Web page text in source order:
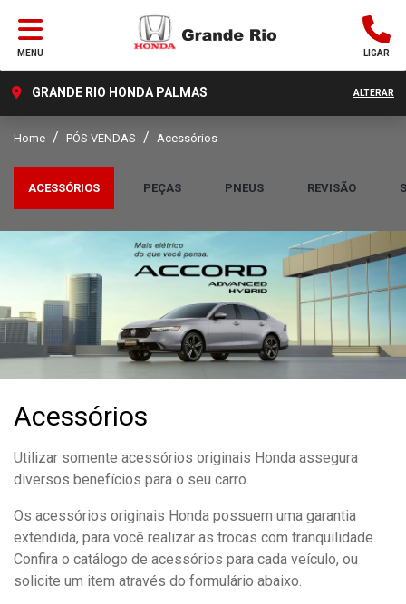
MENU LIGAR
GRANDE RIO HONDA PALMAS ALTERAR
Home PÓS VENDAS Acessórios
ACESSÓRIOS PEÇAS PNEUS REVISÃO
Acessórios
Utilizar somente acessórios originais Honda assegura
diversos benefícios para o seu carro.
Os acessórios originais Honda possuem uma garantia
extendida, para você realizar as trocas com tranquilidade.
Confira o catálogo de acessórios para cada veículo, ou
solicite um item através do formulário abaixo.